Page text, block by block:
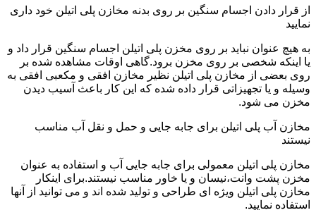
از قرار دادن اجسام سنگین بر روی بدنه مخازن پلی اتیلن خود داری
نمایید
به هیچ عنوان نباید بر روی مخزن پلی اتیلن اجسام سنگین قرار داد و
یا اینکه شخصی بر روی مخزن برود.گاهی اوقات مشاهده شده بر
روی بعضی از مخازن پلی اتیلن نظیر مخازن افقی و مکعبی افقی به
وسیله و یا تجهیزاتی قرار داده شده که این کار باعث آسیب دیدن
مخزن می شود.
مخازن آب پلی اتیلن برای جابه جایی و حمل و نقل آب مناسب
نیستند
مخازن پلی اتیلن معمولی برای جابه جایی آب و استفاده به عنوان
مخزن پشت وانت،نیسان و یا خاور مناسب نیستند.برای اینکار
مخازن پلی اتیلن ویژه ای طراحی و تولید شده اند و می توانید از آنها
استفاده نمایید.